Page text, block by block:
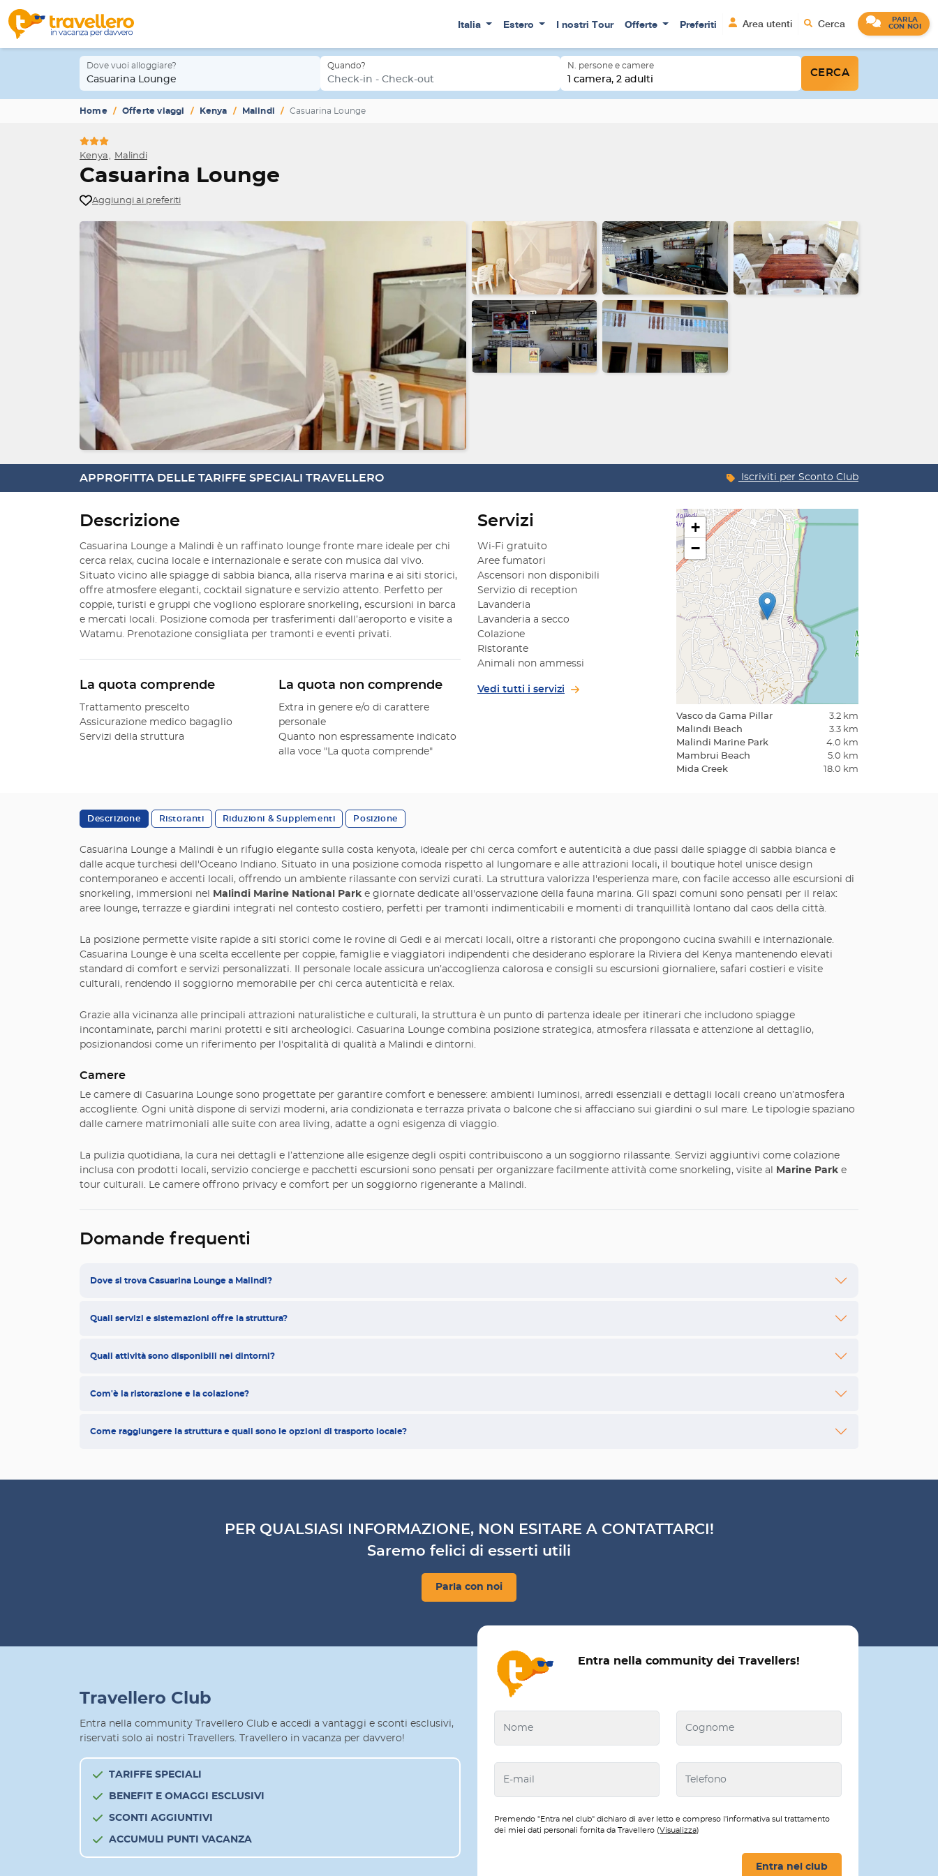
Italia Estero I nostri Tour Offerte Preferiti Area utenti Cerca
PARLA
CON NOI
Dove vuoi alloggiare?
Casuarina Lounge
Quando?
Check-in - Check-out
N. persone e camere
1 camera, 2 adulti
CERCA
Home Offerte viaggi Kenya Malindi Casuarina Lounge
Kenya Malindi
Casuarina Lounge
Aggiungi ai preferiti
APPROFITTA DELLE TARIFFE SPECIALI TRAVELLERO Iscriviti per Sconto Club
Descrizione
Casuarina Lounge a Malindi è un raffinato lounge fronte mare ideale per chi
cerca relax, cucina locale e internazionale e serate con musica dal vivo.
Situato vicino alle spiagge di sabbia bianca, alla riserva marina e ai siti storici,
offre atmosfere eleganti, cocktail signature e servizio attento. Perfetto per
coppie, turisti e gruppi che vogliono esplorare snorkeling, escursioni in barca
e mercati locali. Posizione comoda per trasferimenti dall’aeroporto e visite a
Watamu. Prenotazione consigliata per tramonti e eventi privati.
La quota comprende
Trattamento prescelto
Assicurazione medico bagaglio
Servizi della struttura
La quota non comprende
Extra in genere e/o di carattere
personale
Quanto non espressamente indicato
alla voce "La quota comprende"
Servizi
Wi-Fi gratuito
Aree fumatori
Ascensori non disponibili
Servizio di reception
Lavanderia
Lavanderia a secco
Colazione
Ristorante
Animali non ammessi
Vedi tutti i servizi
+
−
Vasco da Gama Pillar
3.2 km
Malindi Beach
3.3 km
Malindi Marine Park
4.0 km
Mambrui Beach
5.0 km
Mida Creek
18.0 km
Descrizione Ristoranti Riduzioni & Supplementi Posizione
Casuarina Lounge a Malindi è un rifugio elegante sulla costa kenyota, ideale per chi cerca comfort e autenticità a due passi dalle spiagge di sabbia bianca e
dalle acque turchesi dell'Oceano Indiano. Situato in una posizione comoda rispetto al lungomare e alle attrazioni locali, il boutique hotel unisce design
contemporaneo e accenti locali, offrendo un ambiente rilassante con servizi curati. La struttura valorizza l'esperienza mare, con facile accesso alle escursioni di
snorkeling, immersioni nel
Malindi Marine National Park e giornate dedicate all'osservazione della fauna marina. Gli spazi comuni sono pensati per il relax:
aree lounge, terrazze e giardini integrati nel contesto costiero, perfetti per tramonti indimenticabili e momenti di tranquillità lontano dal caos della città.
La posizione permette visite rapide a siti storici come le rovine di Gedi e ai mercati locali, oltre a ristoranti che propongono cucina swahili e internazionale.
Casuarina Lounge è una scelta eccellente per coppie, famiglie e viaggiatori indipendenti che desiderano esplorare la Riviera del Kenya mantenendo elevati
standard di comfort e servizi personalizzati. Il personale locale assicura un’accoglienza calorosa e consigli su escursioni giornaliere, safari costieri e visite
culturali, rendendo il soggiorno memorabile per chi cerca autenticità e relax.
Grazie alla vicinanza alle principali attrazioni naturalistiche e culturali, la struttura è un punto di partenza ideale per itinerari che includono spiagge
incontaminate, parchi marini protetti e siti archeologici. Casuarina Lounge combina posizione strategica, atmosfera rilassata e attenzione al dettaglio,
posizionandosi come un riferimento per l'ospitalità di qualità a Malindi e dintorni.
Camere
Le camere di Casuarina Lounge sono progettate per garantire comfort e benessere: ambienti luminosi, arredi essenziali e dettagli locali creano un’atmosfera
accogliente. Ogni unità dispone di servizi moderni, aria condizionata e terrazza privata o balcone che si affacciano sui giardini o sul mare. Le tipologie spaziano
dalle camere matrimoniali alle suite con area living, adatte a ogni esigenza di viaggio.
La pulizia quotidiana, la cura nei dettagli e l’attenzione alle esigenze degli ospiti contribuiscono a un soggiorno rilassante. Servizi aggiuntivi come colazione
inclusa con prodotti locali, servizio concierge e pacchetti escursioni sono pensati per organizzare facilmente attività come snorkeling, visite al
Marine Park e
tour culturali. Le camere offrono privacy e comfort per un soggiorno rigenerante a Malindi.
Domande frequenti
Dove si trova Casuarina Lounge a Malindi?
Quali servizi e sistemazioni offre la struttura?
Quali attività sono disponibili nei dintorni?
Com'è la ristorazione e la colazione?
Come raggiungere la struttura e quali sono le opzioni di trasporto locale?
PER QUALSIASI INFORMAZIONE, NON ESITARE A CONTATTARCI!
Saremo felici di esserti utili
Parla con noi
Travellero Club
Entra nella community Travellero Club e accedi a vantaggi e sconti esclusivi,
riservati solo ai nostri Travellers. Travellero in vacanza per davvero!
TARIFFE SPECIALI
BENEFIT E OMAGGI ESCLUSIVI
SCONTI AGGIUNTIVI
ACCUMULI PUNTI VACANZA
Entra nella community dei Travellers!
Premendo "Entra nel club" dichiaro di aver letto e compreso l'informativa sul trattamento
dei miei dati personali fornita da Travellero (Visualizza)
Entra nel club